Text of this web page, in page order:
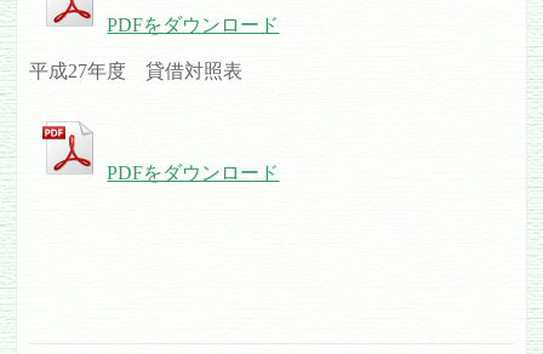
PDFをダウンロード
平成27年度 貸借対照表
PDFをダウンロード